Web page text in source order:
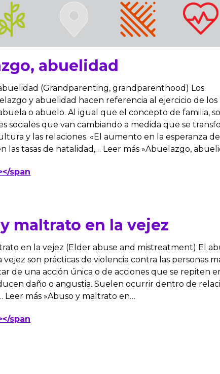
abuelidad
(Grandparenting, grandparenthood) Los
y abuelidad hacen referencia al ejercicio de los
o abuelo. Al igual que el concepto de familia,
sociales que van cambiando a medida que se
y las relaciones. «El aumento en la esperanza
las tasas de natalidad,… Leer más »Abuelazgo,
span
maltrato en la vejez
en la vejez (Elder abuse and mistreatment) El
son prácticas de violencia contra las personas
de una acción única o de acciones que se repiten
daño o angustia. Suelen ocurrir dentro de
Leer más »Abuso y maltrato en…
span